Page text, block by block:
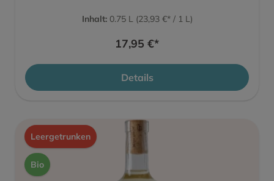
Inhalt: 0.75 L (23,93 €* / 1 L)
17,95 €*
Details
Leergetrunken
Bio